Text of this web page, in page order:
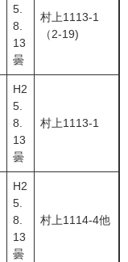
5.
8.
13
曇
村上1113-1
（2-19)
H2
5.
8.
13
曇
村上1113-1
H2
5.
8.
13
曇
村上1114-4他